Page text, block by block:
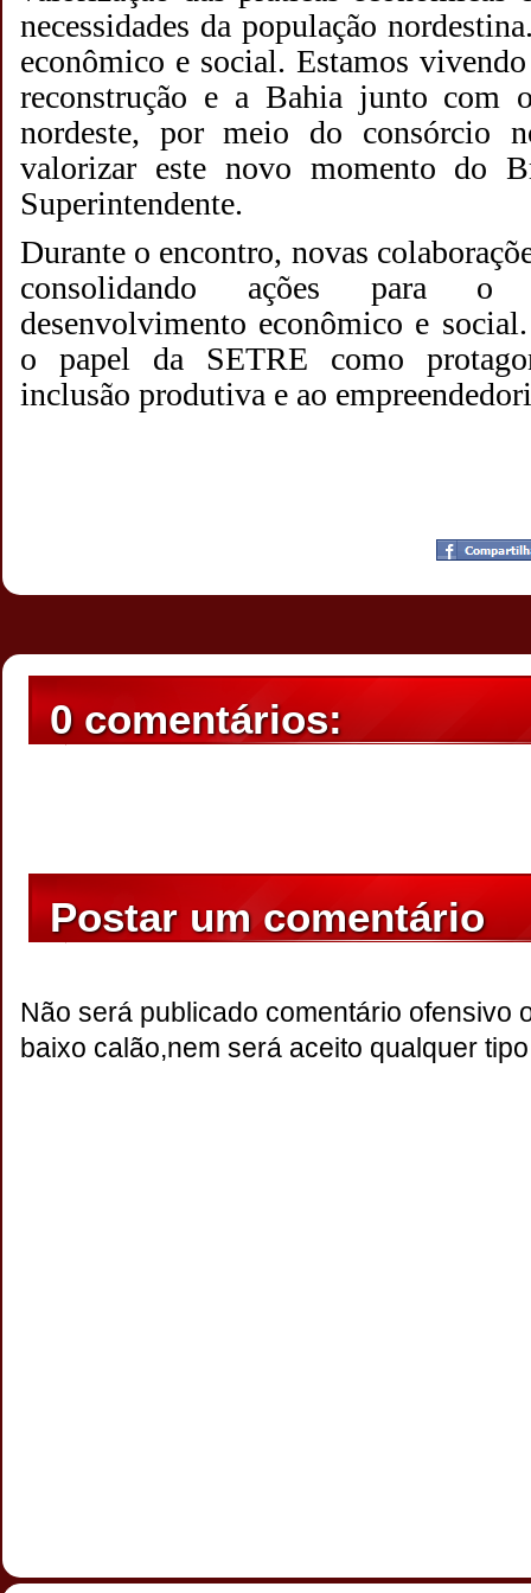
necessidades da população
econômico e social. Estamos
reconstrução e a Bahia junto com
nordeste, por meio do consórcio
valorizar este novo momento do
Superintendente.
Durante o encontro, novas
consolidando ações para o
desenvolvimento econômico e
o papel da SETRE como
inclusão produtiva e ao
20:06
0 comentários:
Postar um comentário
Não será publicado comentário ofensivo
baixo calão,nem será aceito qualquer